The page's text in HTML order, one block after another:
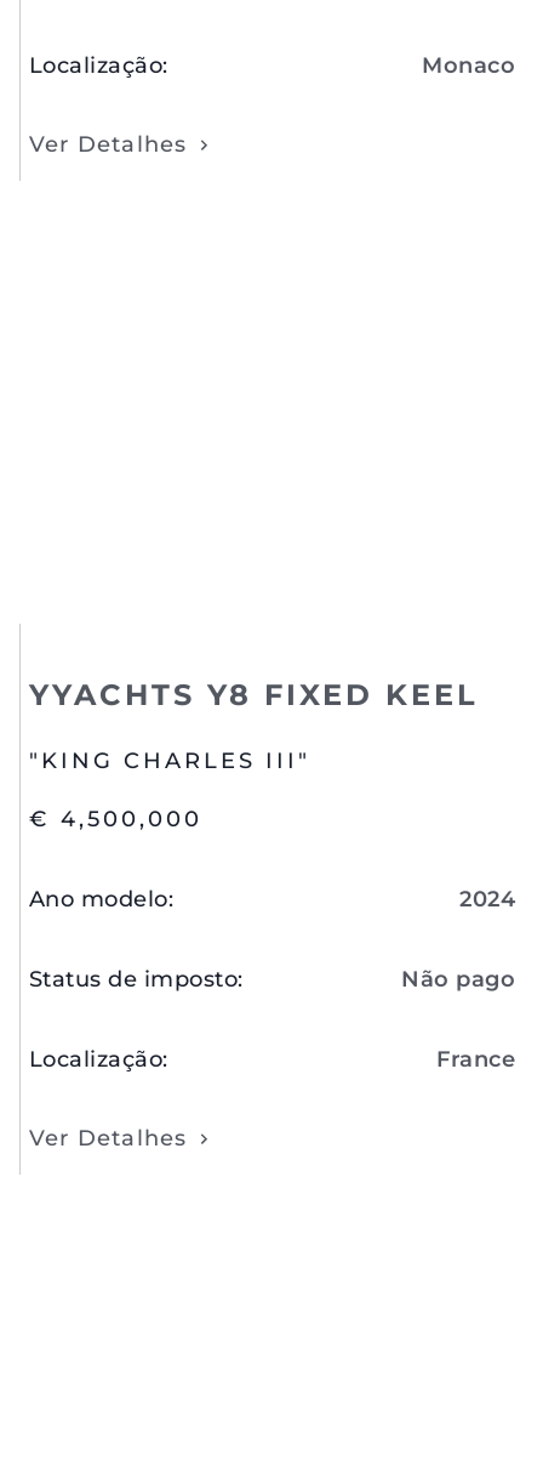
Localização: Monaco
Ver Detalhes
YYACHTS Y8 FIXED KEEL
"KING CHARLES III"
€ 4,500,000
Ano modelo: 2024
Status de imposto: Não pago
Localização: France
Ver Detalhes